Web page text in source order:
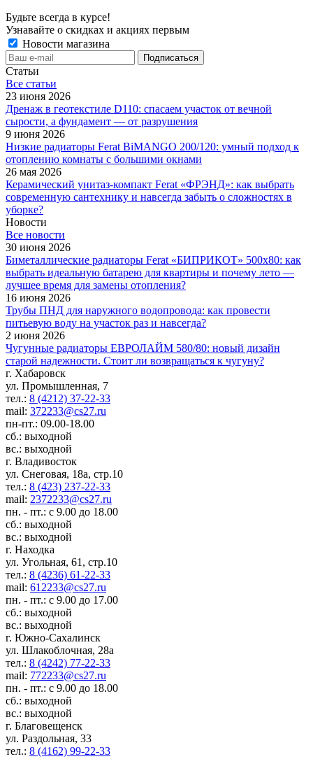
Будьте всегда в курсе!
Узнавайте о скидках и акциях первым
Новости магазина
Статьи
Все cтатьи
23 июня 2026
Дренаж в геотекстиле D110: спасаем участок от вечной
сырости, а фундамент — от разрушения
9 июня 2026
Низкие радиаторы Ferat BiMANGO 200/120: умный подход к
отоплению комнаты с большими окнами
26 мая 2026
Керамический унитаз-компакт Ferat «ФРЭНД»: как выбрать
современную сантехнику и навсегда забыть о сложностях в
уборке?
Новости
Все новости
30 июня 2026
Биметаллические радиаторы Ferat «БИПРИКОТ» 500x80: как
выбрать идеальную батарею для квартиры и почему лето —
лучшее время для замены отопления?
16 июня 2026
Трубы ПНД для наружного водопровода: как провести
питьевую воду на участок раз и навсегда?
2 июня 2026
Чугунные радиаторы ЕВРОЛАЙМ 580/80: новый дизайн
старой надежности. Стоит ли возвращаться к чугуну?
г. Хабаровск
ул. Промышленная, 7
тел.: 8 (4212) 37-22-33
mail: 372233@cs27.ru
пн-пт.: 09.00-18.00
сб.: выходной
вс.: выходной
г. Владивосток
ул. Снеговая, 18а, стр.10
тел.: 8 (423) 237-22-33
mail: 2372233@cs27.ru
пн. - пт.: с 9.00 до 18.00
сб.: выходной
вс.: выходной
г. Находка
ул. Угольная, 61, стр.10
тел.: 8 (4236) 61-22-33
mail: 612233@cs27.ru
пн. - пт.: с 9.00 до 17.00
сб.: выходной
вс.: выходной
г. Южно-Сахалинск
ул. Шлакоблочная, 28а
тел.: 8 (4242) 77-22-33
mail: 772233@cs27.ru
пн. - пт.: с 9.00 до 18.00
сб.: выходной
вс.: выходной
г. Благовещенск
ул. Раздольная, 33
тел.: 8 (4162) 99-22-33